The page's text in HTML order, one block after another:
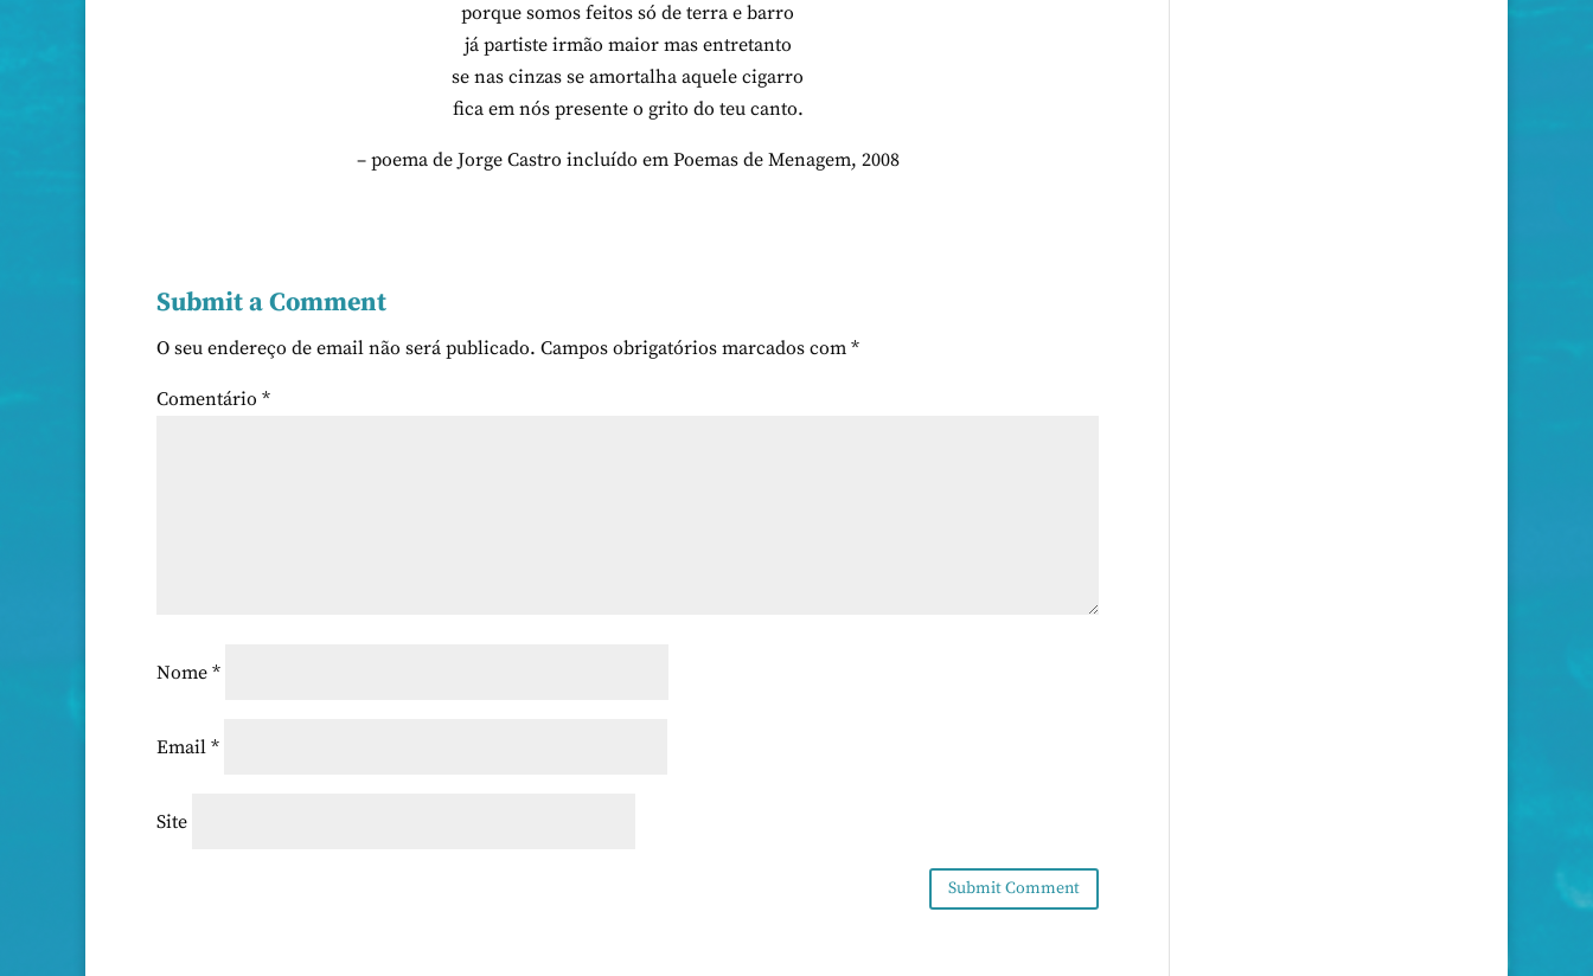
porque somos feitos só de terra e barro
já partiste irmão maior mas entretanto
se nas cinzas se amortalha aquele cigarro
fica em nós presente o grito do teu canto.
– poema de Jorge Castro incluído em Poemas de Menagem, 2008
Submit a Comment
O seu endereço de email não será publicado. Campos obrigatórios marcados com *
Comentário *
Nome *
Email *
Site